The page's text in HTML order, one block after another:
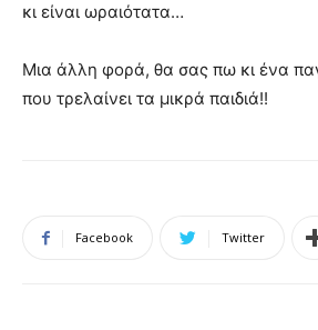
κι είναι ωραιότατα…
Μια άλλη φορά, θα σας πω κι ένα
που τρελαίνει τα μικρά παιδιά!!
Facebook Twitter